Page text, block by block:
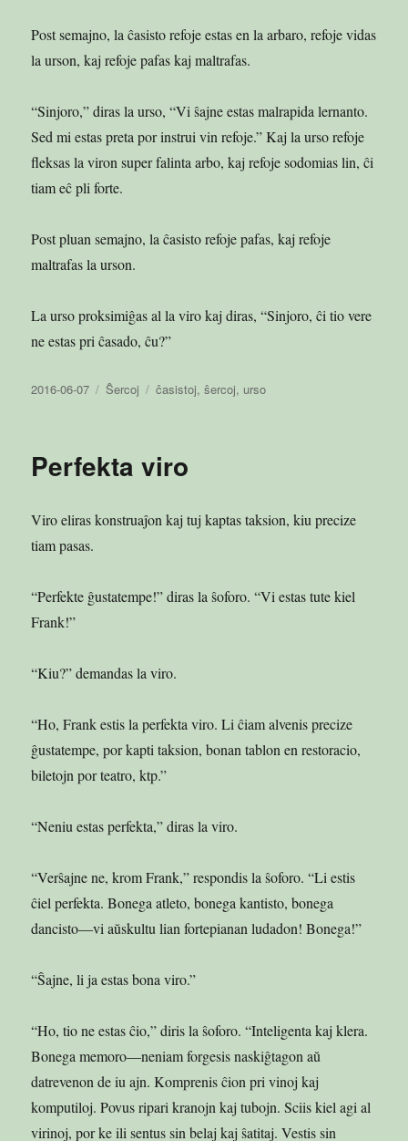
Post semajno, la ĉasisto refoje estas en la arbaro, refoje vidas
la urson, kaj refoje pafas kaj maltrafas.
“Sinjoro,” diras la urso, “Vi ŝajne estas malrapida lernanto.
Sed mi estas preta por instrui vin refoje.” Kaj la urso refoje
fleksas la viron super falinta arbo, kaj refoje sodomias lin, ĉi
tiam eĉ pli forte.
Post pluan semajno, la ĉasisto refoje pafas, kaj refoje
maltrafas la urson.
La urso proksimiĝas al la viro kaj diras, “Sinjoro, ĉi tio vere
ne estas pri ĉasado, ĉu?”
Publikigita
2016-06-07 Kategorioj
Ŝercoj Etikedoj
ĉasistoj,ŝercoj, urso
Perfekta viro
Viro eliras konstruaĵon kaj tuj kaptas taksion, kiu precize
tiam pasas.
“Perfekte ĝustatempe!” diras la ŝoforo. “Vi estas tute kiel
Frank!”
“Kiu?” demandas la viro.
“Ho, Frank estis la perfekta viro. Li ĉiam alvenis precize
ĝustatempe, por kapti taksion, bonan tablon en restoracio,
biletojn por teatro, ktp.”
“Neniu estas perfekta,” diras la viro.
“Verŝajne ne, krom Frank,” respondis la ŝoforo. “Li estis
ĉiel perfekta. Bonega atleto, bonega kantisto, bonega
dancisto—vi aŭskultu lian fortepianan ludadon! Bonega!”
“Ŝajne, li ja estas bona viro.”
“Ho, tio ne estas ĉio,” diris la ŝoforo. “Inteligenta kaj klera.
Bonega memoro—neniam forgesis naskiĝtagon aŭ
datrevenon de iu ajn. Komprenis ĉion pri vinoj kaj
komputiloj. Povus ripari kranojn kaj tubojn. Sciis kiel agi al
virinoj, por ke ili sentus sin belaj kaj ŝatitaj. Vestis sin